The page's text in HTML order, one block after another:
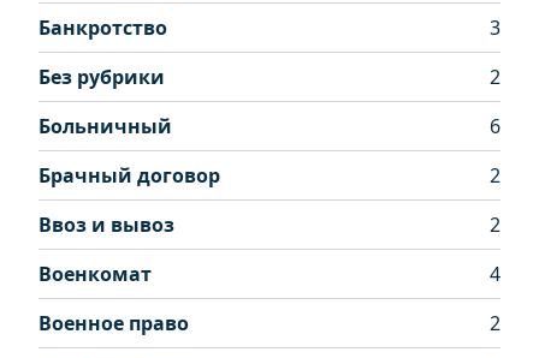
Банкротство
3
Без рубрики
2
Больничный
6
Брачный договор
2
Ввоз и вывоз
2
Военкомат
4
Военное право
2